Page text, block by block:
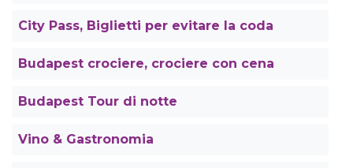
City Pass, Biglietti per evitare la coda
Budapest crociere, crociere con cena
Budapest Tour di notte
Vino & Gastronomia